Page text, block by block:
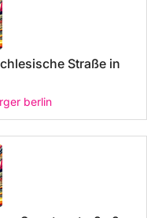
Straße in
berlin